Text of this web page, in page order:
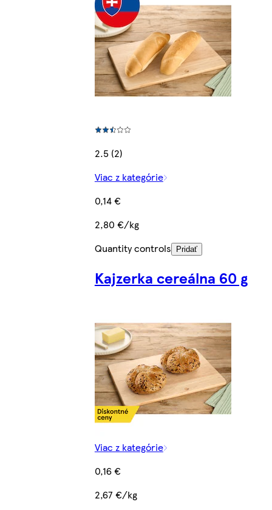
2.5 (2)
Viac z kategórie
0,14 €
2,80 €/kg
Quantity controls
Pridať
Kajzerka cereálna 60 g
Viac z kategórie
0,16 €
2,67 €/kg